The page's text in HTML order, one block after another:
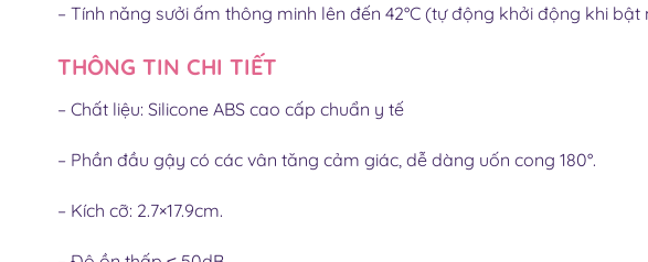
– Tính năng sưởi ấm thông minh lên đến 42°C (tự động khởi động khi bật
THÔNG TIN CHI TIẾT
– Chất liệu: Silicone ABS cao cấp chuẩn y tế
– Phần đầu gậy có các vân tăng cảm giác, dễ dàng uốn cong 180°.
– Kích cỡ: 2.7×17.9cm.